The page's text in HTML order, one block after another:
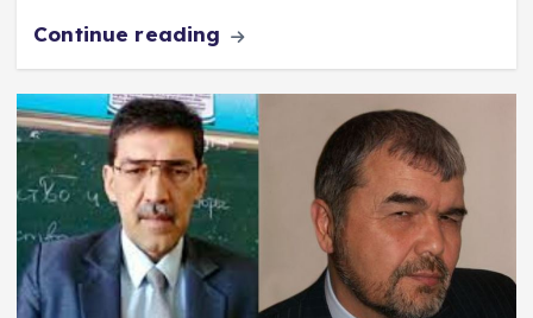
Continue reading